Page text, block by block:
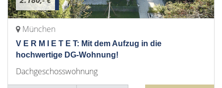
München
V E R M I E T E T: Mit dem Aufzug in die
hochwertige DG-Wohnung!
Dachgeschosswohnung